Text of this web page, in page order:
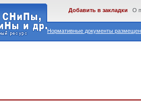
Нормативные документы
Добавить в закладки О